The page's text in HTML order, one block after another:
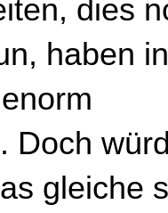
dies
haben
Doch
gleiche